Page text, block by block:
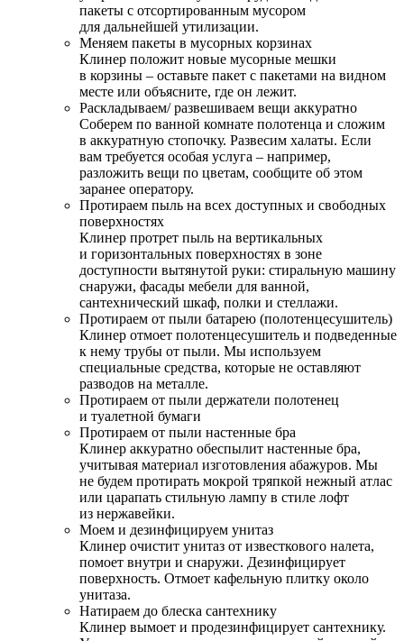
пакеты с отсортированным мусором
для дальнейшей утилизации.
Меняем пакеты в мусорных корзинах
Клинер положит новые мусорные мешки
в корзины – оставьте пакет с пакетами на видном
месте или объясните, где он лежит.
Раскладываем/ развешиваем вещи аккуратно
Соберем по ванной комнате полотенца и сложим
в аккуратную стопочку. Развесим халаты. Если
вам требуется особая услуга – например,
разложить вещи по цветам, сообщите об этом
заранее оператору.
Протираем пыль на всех доступных и свободных
поверхностях
Клинер протрет пыль на вертикальных
и горизонтальных поверхностях в зоне
доступности вытянутой руки: стиральную машину
снаружи, фасады мебели для ванной,
сантехнический шкаф, полки и стеллажи.
Протираем от пыли батарею (полотенцесушитель)
Клинер отмоет полотенцесушитель и подведенные
к нему трубы от пыли. Мы используем
специальные средства, которые не оставляют
разводов на металле.
Протираем от пыли держатели полотенец
и туалетной бумаги
Протираем от пыли настенные бра
Клинер аккуратно обеспылит настенные бра,
учитывая материал изготовления абажуров. Мы
не будем протирать мокрой тряпкой нежный атлас
или царапать стильную лампу в стиле лофт
из нержавейки.
Моем и дезинфицируем унитаз
Клинер очистит унитаз от известкового налета,
помоет внутри и снаружи. Дезинфицирует
поверхность. Отмоет кафельную плитку около
унитаза.
Натираем до блеска сантехнику
Клинер вымоет и продезинфицирует сантехнику.